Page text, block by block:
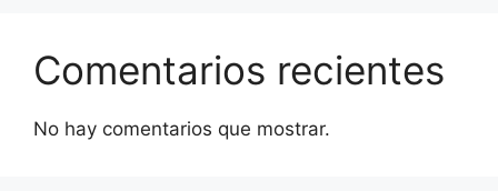
Comentarios recientes
No hay comentarios que mostrar.